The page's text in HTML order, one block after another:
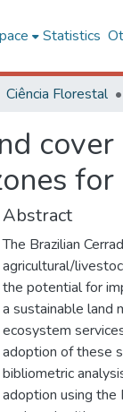
Statistics
Ciência Florestal
Abstract
The Brazilian
agricultural/
the potential for
a sustainable land
ecosystem
adoption of these
bibliometric
adoption using